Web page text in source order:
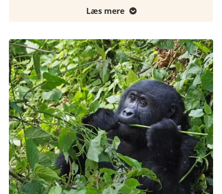
Læs mere 